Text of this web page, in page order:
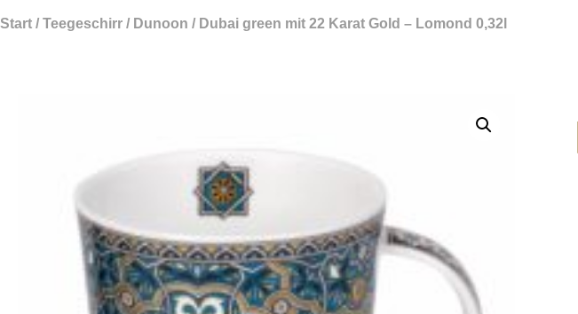
Start / Teegeschirr / Dunoon / Dubai green mit 22 Karat Gold – Lomond 0,32l